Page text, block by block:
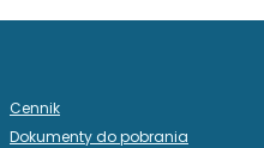
Cennik
Dokumenty do pobrania